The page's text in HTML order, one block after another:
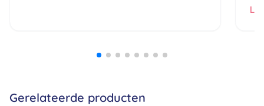
Gerelateerde producten